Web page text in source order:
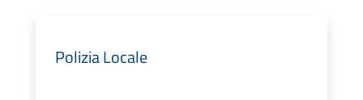
Polizia Locale